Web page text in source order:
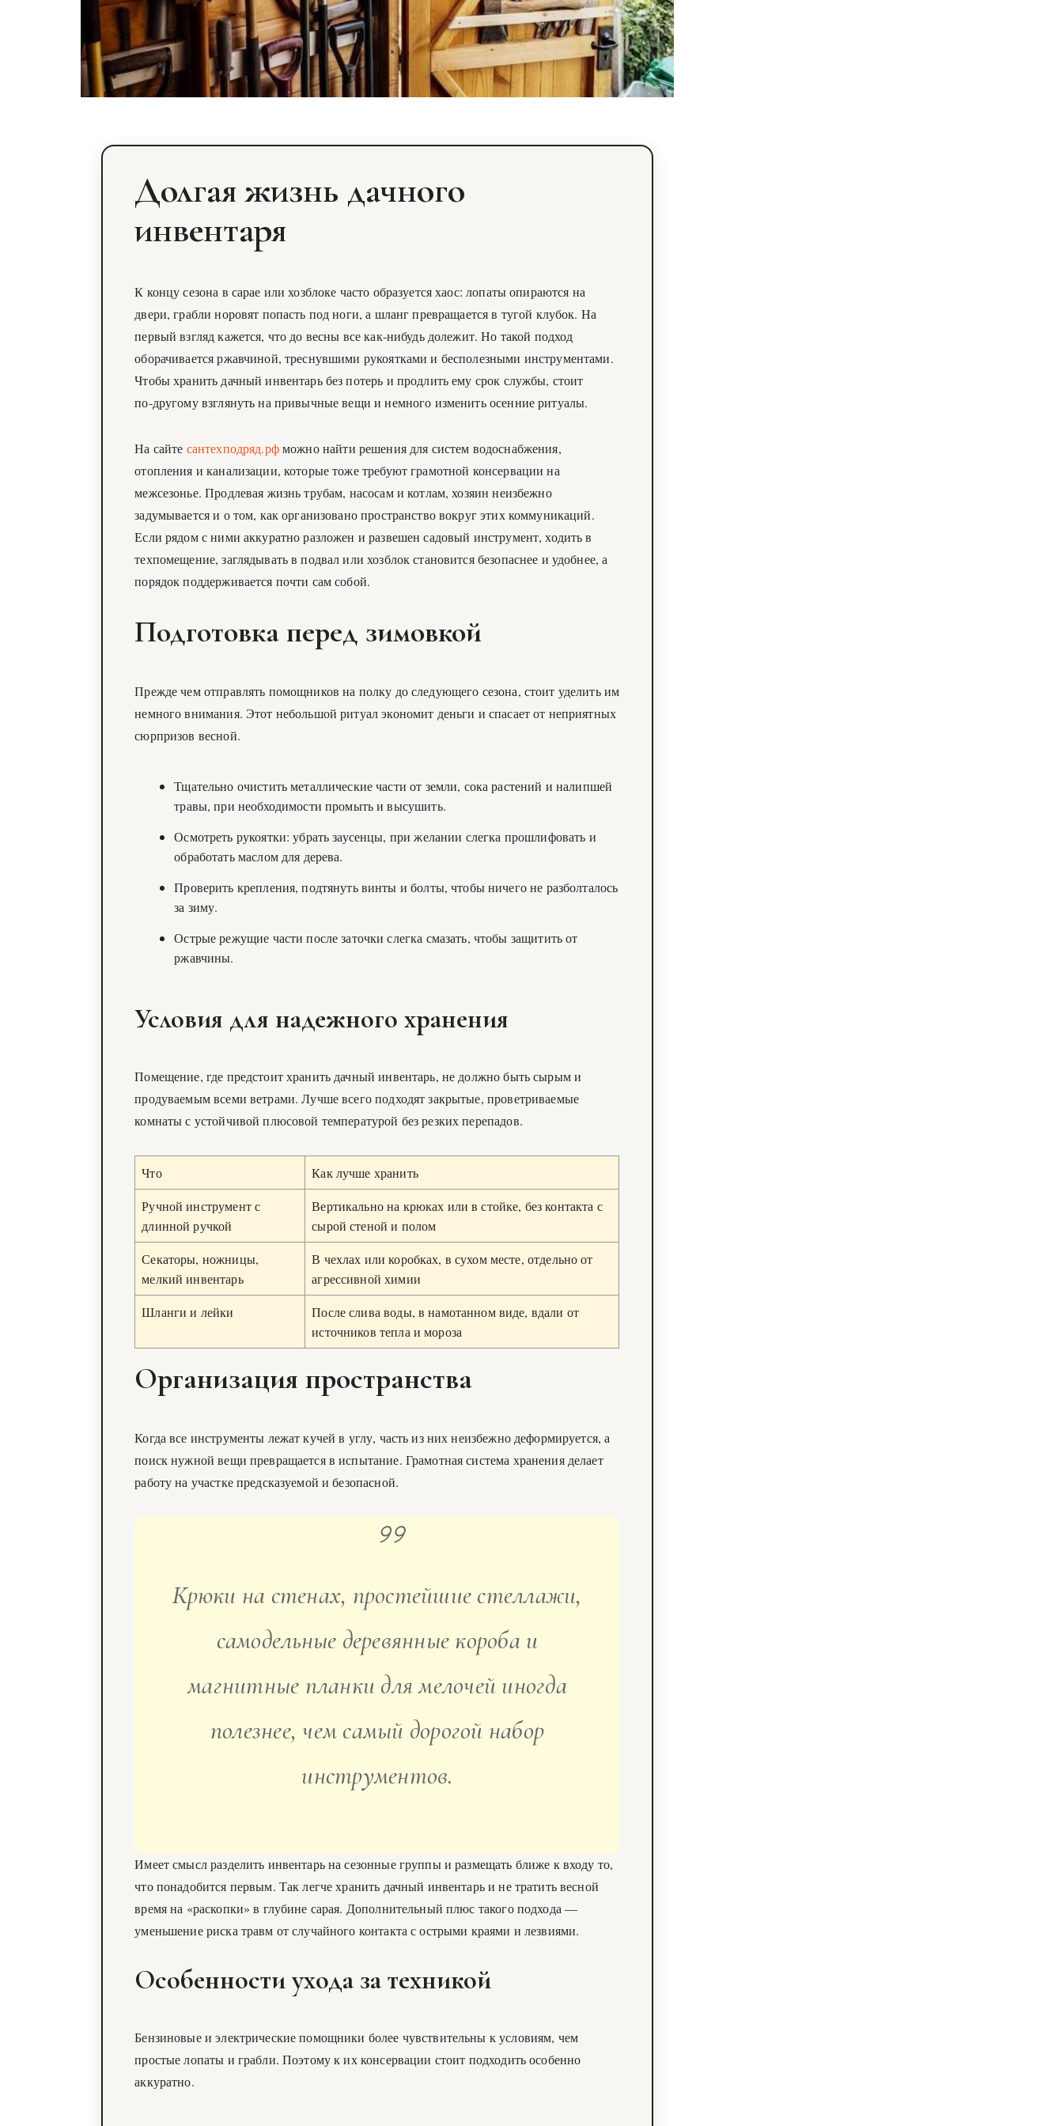
Долгая жизнь дачного
инвентаря
К концу сезона в сарае или хозблоке часто образуется хаос: лопаты опираются на
двери, грабли норовят попасть под ноги, а шланг превращается в тугой клубок. На
первый взгляд кажется, что до весны все как‑нибудь долежит. Но такой подход
оборачивается ржавчиной, треснувшими рукоятками и бесполезными инструментами.
Чтобы хранить дачный инвентарь без потерь и продлить ему срок службы, стоит
по‑другому взглянуть на привычные вещи и немного изменить осенние ритуалы.
На сайте сантехподряд.рфможно найти решения для систем водоснабжения,
отопления и канализации, которые тоже требуют грамотной консервации на
межсезонье. Продлевая жизнь трубам, насосам и котлам, хозяин неизбежно
задумывается и о том, как организовано пространство вокруг этих коммуникаций.
Если рядом с ними аккуратно разложен и развешен садовый инструмент, ходить в
техпомещение, заглядывать в подвал или хозблок становится безопаснее и удобнее, а
порядок поддерживается почти сам собой.
Подготовка перед зимовкой
Прежде чем отправлять помощников на полку до следующего сезона, стоит уделить им
немного внимания. Этот небольшой ритуал экономит деньги и спасает от неприятных
сюрпризов весной.
Тщательно очистить металлические части от земли, сока растений и налипшей
травы, при необходимости промыть и высушить.
Осмотреть рукоятки: убрать заусенцы, при желании слегка прошлифовать и
обработать маслом для дерева.
Проверить крепления, подтянуть винты и болты, чтобы ничего не разболталось
за зиму.
Острые режущие части после заточки слегка смазать, чтобы защитить от
ржавчины.
Условия для надежного хранения
Помещение, где предстоит хранить дачный инвентарь, не должно быть сырым и
продуваемым всеми ветрами. Лучше всего подходят закрытые, проветриваемые
комнаты с устойчивой плюсовой температурой без резких перепадов.
Что
Как лучше хранить
Ручной инструмент с
длинной ручкой
Вертикально на крюках или в стойке, без контакта с
сырой стеной и полом
Секаторы, ножницы,
мелкий инвентарь
В чехлах или коробках, в сухом месте, отдельно от
агрессивной химии
Шланги и лейки
После слива воды, в намотанном виде, вдали от
источников тепла и мороза
Организация пространства
Когда все инструменты лежат кучей в углу, часть из них неизбежно деформируется, а
поиск нужной вещи превращается в испытание. Грамотная система хранения делает
работу на участке предсказуемой и безопасной.
Крюки на стенах, простейшие стеллажи,
самодельные деревянные короба и
магнитные планки для мелочей иногда
полезнее, чем самый дорогой набор
инструментов.
Имеет смысл разделить инвентарь на сезонные группы и размещать ближе к входу то,
что понадобится первым. Так легче хранить дачный инвентарь и не тратить весной
время на «раскопки» в глубине сарая. Дополнительный плюс такого подхода —
уменьшение риска травм от случайного контакта с острыми краями и лезвиями.
Особенности ухода за техникой
Бензиновые и электрические помощники более чувствительны к условиям, чем
простые лопаты и грабли. Поэтому к их консервации стоит подходить особенно
аккуратно.